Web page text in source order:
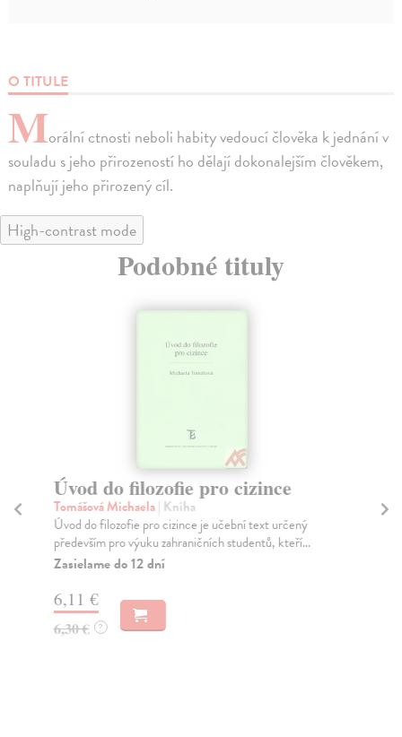
O TITULE
Morální ctnosti neboli habity vedoucí člověka k jednání v
souladu s jeho přirozeností ho dělají dokonalejším člověkem,
naplňují jeho přirozený cíl.
High-contrast mode
Podobné tituly
Úvod do filozofie pro cizince
Tomášová Michaela| Kniha
Úvod do filozofie pro cizince je učební text určený
především pro výuku zahraničních studentů, kteří...
Zasielame do 12 dní
6,11 €
6,30 € ?